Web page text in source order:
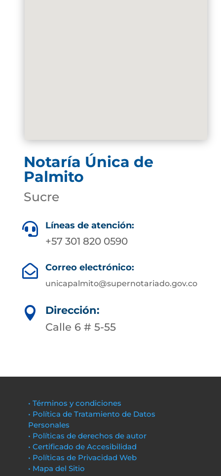
Notaría Única de
Palmito
Sucre
 Líneas de atención:
+57 301 820 0590
 Correo electrónico:
unicapalmito@supernotariado.gov.co

Dirección:
Calle 6 # 5-55
• Términos y condiciones
• Política de Tratamiento de Datos
Personales
• Políticas de derechos de autor
• Certificado de Accesibilidad
• Políticas de Privacidad Web
• Mapa del Sitio